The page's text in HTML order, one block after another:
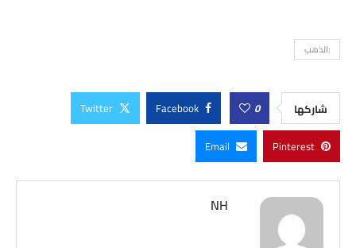
:الذهب
شاركها 0
Facebook
Twitter
Pinterest
Email
NH